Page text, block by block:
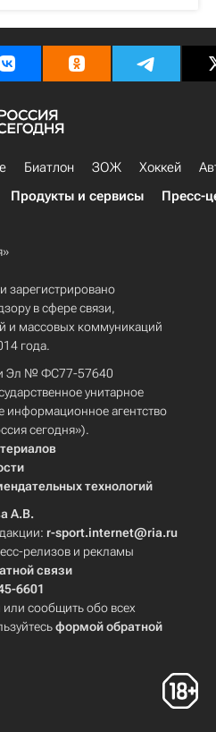
Биатлон ЗОЖ Хоккей
Продукты и сервисы Пресс-
зарегистрировано
в сфере связи,
и массовых коммуникаций
года.
Эл № ФС77-57640
унитарное
информационное агентство
сегодня»).
технологий
А.В.
r-sport.internet@ria.ru
релизов и рекламы
связи
6601
или сообщить обо всех
формой обратной